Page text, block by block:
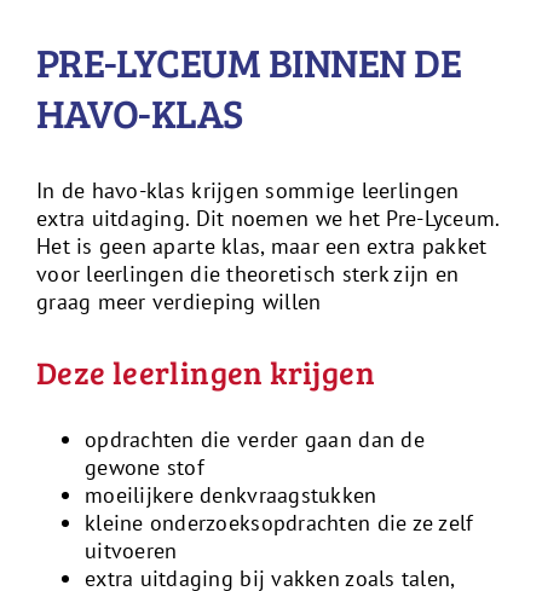
PRE-LYCEUM BINNEN DE
HAVO-KLAS
In de havo-klas krijgen sommige leerlingen
extra uitdaging. Dit noemen we het Pre-Lyceum.
Het is geen aparte klas, maar een extra pakket
voor leerlingen die theoretisch sterk zijn en
graag meer verdieping willen
Deze leerlingen krijgen
opdrachten die verder gaan dan de
gewone stof
moeilijkere denkvraagstukken
kleine onderzoeksopdrachten die ze zelf
uitvoeren
extra uitdaging bij vakken zoals talen,